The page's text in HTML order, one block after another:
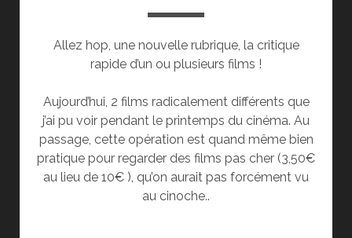
Allez hop, une nouvelle rubrique, la critique
rapide d’un ou plusieurs films !
Aujourd’hui, 2 films radicalement différents que
j’ai pu voir pendant le printemps du cinéma. Au
passage, cette opération est quand même bien
pratique pour regarder des films pas cher (3,50€
au lieu de 10€ ), qu’on aurait pas forcément vu
au cinoche..